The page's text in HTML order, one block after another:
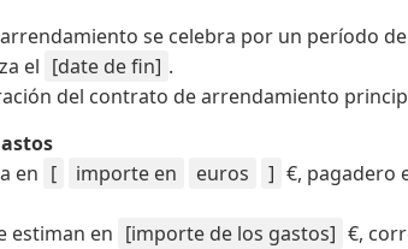
se celebra por un período de
el [date de fin] .
del contrato de arrendamiento
en [ importe en euros ] €, pagadero
estiman en [importe de los gastos] €,